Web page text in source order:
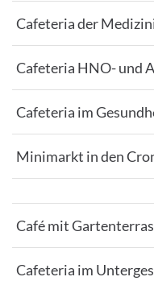
Cafeteria der
Cafeteria HNO- und
Cafeteria im
Minimarkt in den
Café mit
Cafeteria im